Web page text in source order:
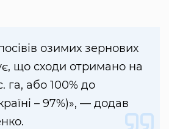
озимих зернових
що сходи отримано на
га, або 100% до
– 97%)», — додав